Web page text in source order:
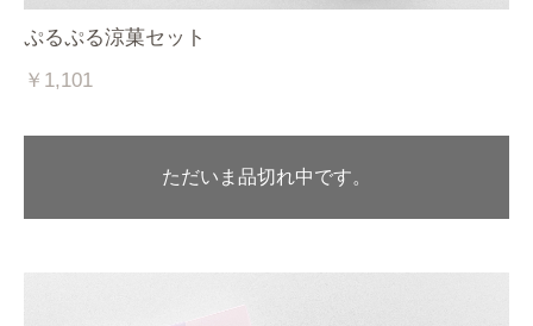
ぷるぷる涼菓セット
￥1,101
ただいま品切れ中です。